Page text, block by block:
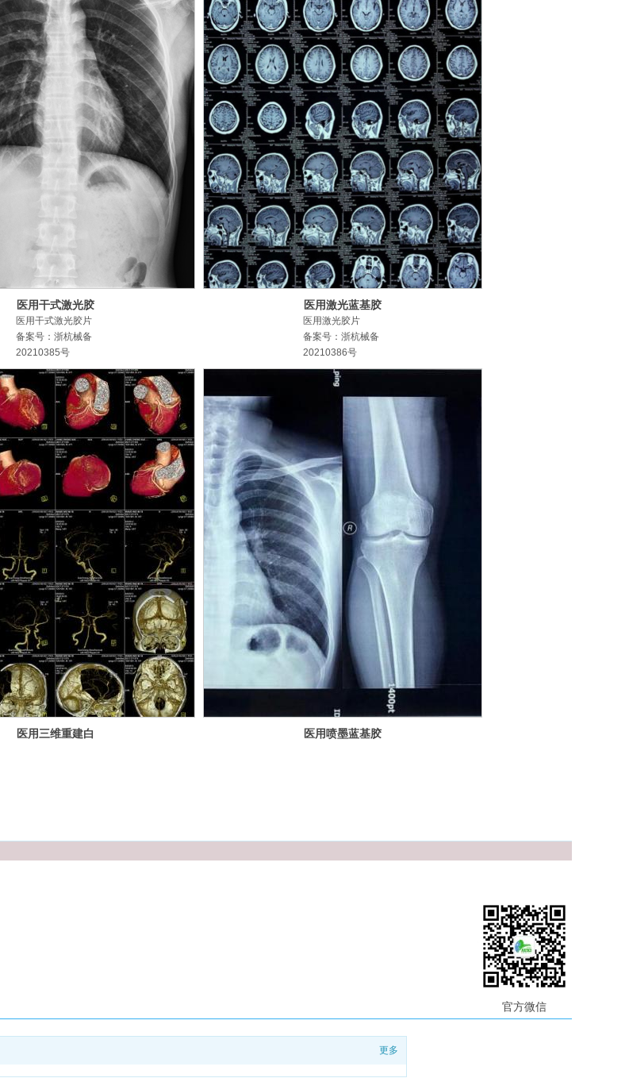
医用干式激光胶
片
医用干式激光胶片
备案号：浙杭械备
20210385号
医用激光蓝基胶
片
医用激光胶片
备案号：浙杭械备
20210386号
医用三维重建白
医用喷墨蓝基胶
更多
官方微信